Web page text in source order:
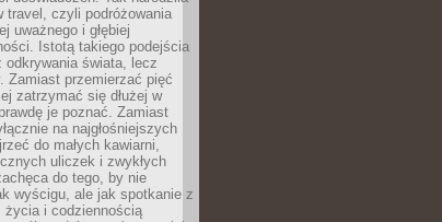
travel, czyli podróżowania
uważnego i głębiej
Istotą takiego podejścia
odkrywania świata, lecz
Zamiast przemierzać pięć
zatrzymać się dłużej w
je poznać. Zamiast
na najgłośniejszych
do małych kawiarni,
uliczek i zwykłych
do tego, by nie
wyścigu, ale jak spotkanie z
życia i codziennością